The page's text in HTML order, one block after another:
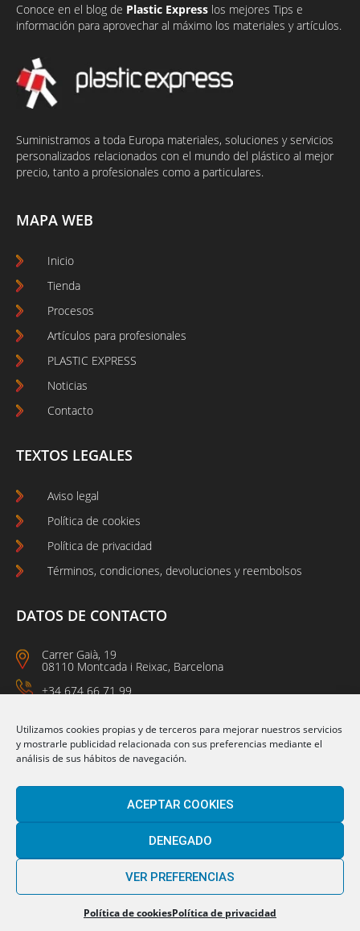
Utilizamos cookies propias y de terceros para mejorar nuestros servicios
y mostrarle publicidad relacionada con sus preferencias mediante el
análisis de sus hábitos de navegación.
ACEPTAR COOKIES
DENEGADO
VER PREFERENCIAS
Política de cookiesPolítica de privacidad
Conoce en el blog de Plastic Express los mejores Tips e
información para aprovechar al máximo los materiales y artículos.
Suministramos a toda Europa materiales, soluciones y servicios
personalizados relacionados con el mundo del plástico al mejor
precio, tanto a profesionales como a particulares.
MAPA WEB
Inicio
Tienda
Procesos
Artículos para profesionales
PLASTIC EXPRESS
Noticias
Contacto
TEXTOS LEGALES
Aviso legal
Política de cookies
Política de privacidad
Términos, condiciones, devoluciones y reembolsos
DATOS DE CONTACTO
Carrer Gaià, 19
08110 Montcada i Reixac, Barcelona
+34 674 66 71 99
V: 7 a 15